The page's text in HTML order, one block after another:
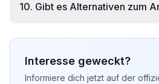
10. Gibt es Alternativen zum
Interesse geweckt?
Informiere dich jetzt auf der